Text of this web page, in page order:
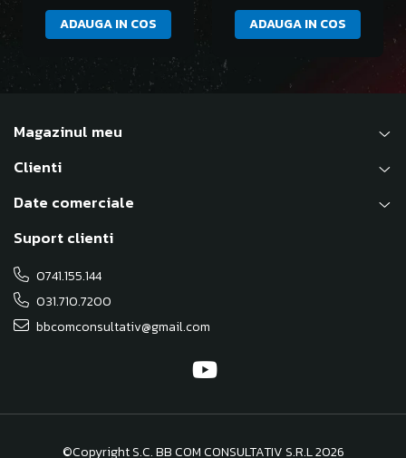
ADAUGA IN COS ADAUGA IN COS
Magazinul meu
Clienti
Date comerciale
Suport clienti
0741.155.144
031.710.7200
bbcomconsultativ@gmail.com
©Copyright S.C. BB COM CONSULTATIV S.R.L 2026